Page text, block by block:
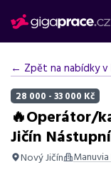
← Zpět na nabídky v
28 000 - 33 000 Kč
🔥Operátor/
Jičín
Nový Jičín Manuvia